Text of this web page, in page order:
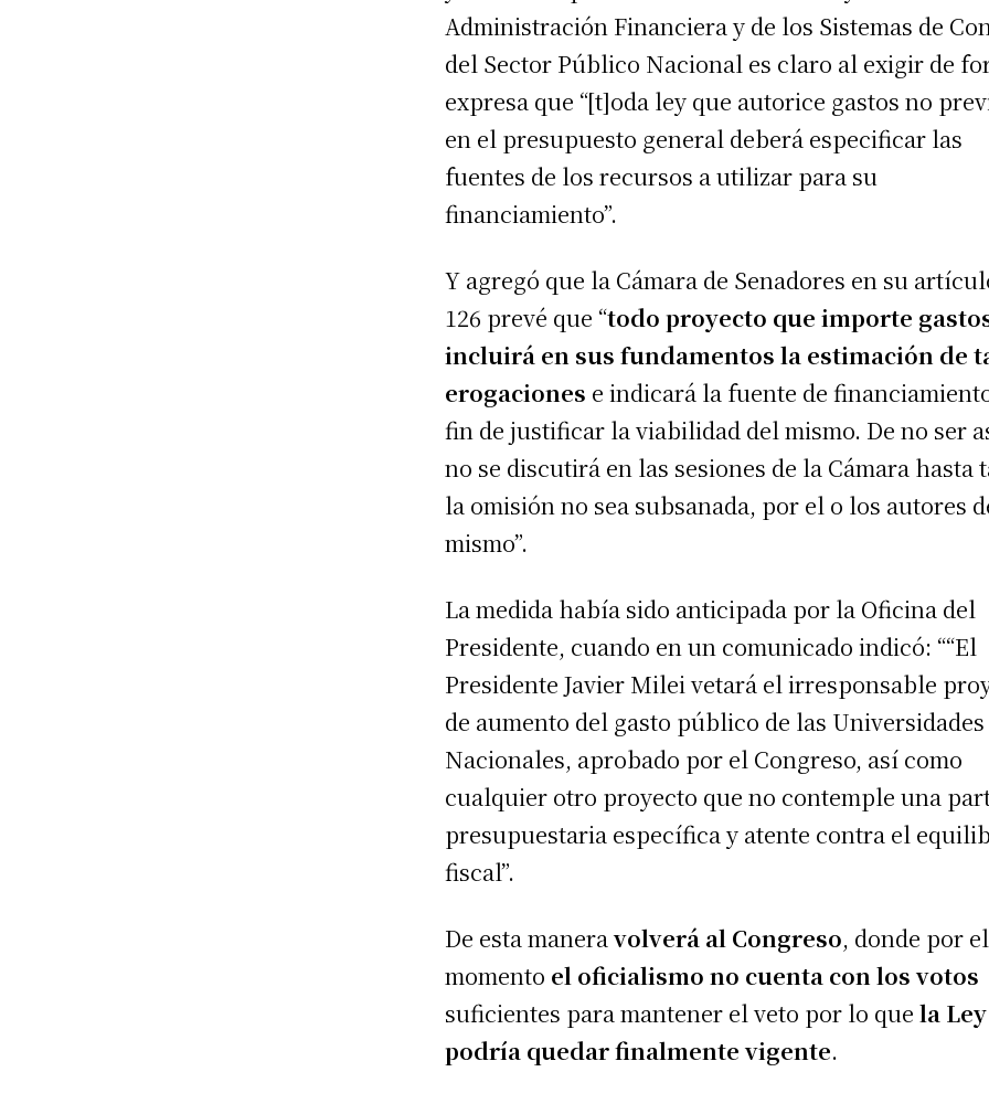
Administración Financiera y de los Sistemas de
del Sector Público Nacional es claro al exigir de
expresa que “[t]oda ley que autorice gastos no
en el presupuesto general deberá especificar las
fuentes de los recursos a utilizar para su
financiamiento”.
Y agregó que la Cámara de Senadores en su
126 prevé que “todo proyecto que importe
incluirá en sus fundamentos la estimación de
erogaciones e indicará la fuente de
fin de justificar la viabilidad del mismo. De no ser
no se discutirá en las sesiones de la Cámara hasta
la omisión no sea subsanada, por el o los autores
mismo”.
La medida había sido anticipada por la Oficina del
Presidente, cuando en un comunicado indicó: ““El
Presidente Javier Milei vetará el irresponsable
de aumento del gasto público de las Universidades
Nacionales, aprobado por el Congreso, así como
cualquier otro proyecto que no contemple una
presupuestaria específica y atente contra el
fiscal”.
De esta maneravolverá al Congreso, donde por el
momento el oficialismo no cuenta con los votos
suficientes para mantener el veto por lo que la Ley
podría quedar finalmente vigente.